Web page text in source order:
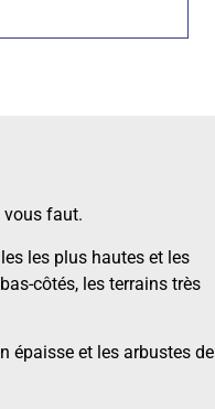
vous faut.
les plus hautes et les
côtés, les terrains très
épaisse et les arbustes de